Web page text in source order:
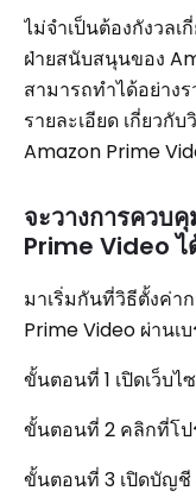
ไม่จำเป็นต้องกังวล
ฝ่ายสนับสนุนของ
สามารถทำได้อย่าง
รายละเอียด เกี่ยวกั
Amazon Prime
จะวางการควบ
Prime Video ไ
มาเริ่มกันที่วิธีตั้งค่า
Prime Video ผ่านเ
ขั้นตอนที่ 1 เปิดเว็บไ
ขั้นตอนที่ 2 คลิกที่โ
ขั้นตอนที่ 3 เปิดบัญชี